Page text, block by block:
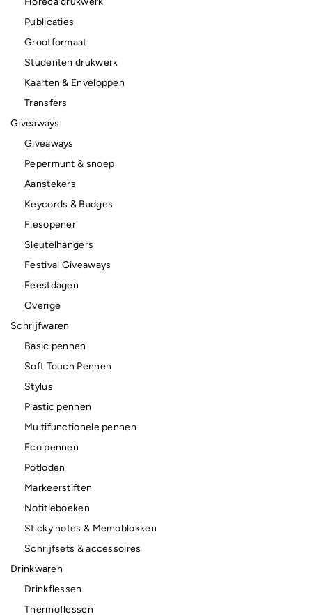
Publicaties
Grootformaat
Studenten drukwerk
Kaarten & Enveloppen
Transfers
Giveaways
Giveaways
Pepermunt & snoep
Aanstekers
Keycords & Badges
Flesopener
Sleutelhangers
Festival Giveaways
Feestdagen
Overige
Schrijfwaren
Basic pennen
Soft Touch Pennen
Stylus
Plastic pennen
Multifunctionele pennen
Eco pennen
Potloden
Markeerstiften
Notitieboeken
Sticky notes & Memoblokken
Schrijfsets & accessoires
Drinkwaren
Drinkflessen
Thermoflessen